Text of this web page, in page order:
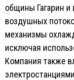
общины Гагарин
воздушных
механизмы
исключая
Компания также